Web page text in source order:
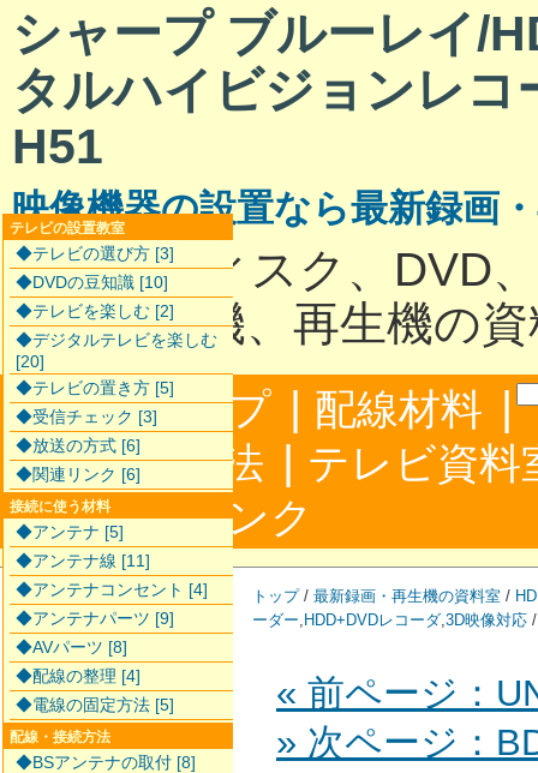
シャープ ブルーレイ/
タルハイビジョンレ
H51
映像機器の設置なら最新録画
ハードディスク、DVD
最新録画機、再生機の
サイトマップ | 配線材料 |
配線接続方法 | テレビ資料
合わせ|リンク
トップ/ 最新録画・再生機の資料室 /
ーダー, HDD+DVDレコーダ,3D映像対応
« 前ページ：
» 次ページ：
テレビの設置教室
◆テレビの選び方 [3]
◆DVDの豆知識 [10]
◆テレビを楽しむ [2]
◆デジタルテレビを楽しむ
[20]
◆テレビの置き方 [5]
◆受信チェック [3]
◆放送の方式 [6]
◆関連リンク [6]
接続に使う材料
◆アンテナ [5]
◆アンテナ線 [11]
◆アンテナコンセント [4]
◆アンテナパーツ [9]
◆AVパーツ [8]
◆配線の整理 [4]
◆電線の固定方法 [5]
配線・接続方法
◆BSアンテナの取付 [8]